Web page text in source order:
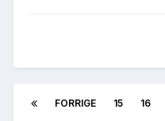
FORRIGE 15 16